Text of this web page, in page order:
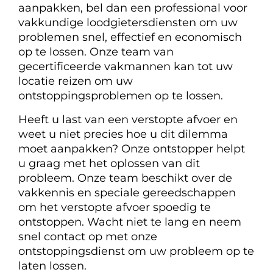
aanpakken, bel dan een professional voor
vakkundige loodgietersdiensten om uw
problemen snel, effectief en economisch
op te lossen. Onze team van
gecertificeerde vakmannen kan tot uw
locatie reizen om uw
ontstoppingsproblemen op te lossen.
Heeft u last van een verstopte afvoer en
weet u niet precies hoe u dit dilemma
moet aanpakken? Onze ontstopper helpt
u graag met het oplossen van dit
probleem. Onze team beschikt over de
vakkennis en speciale gereedschappen
om het verstopte afvoer spoedig te
ontstoppen. Wacht niet te lang en neem
snel contact op met onze
ontstoppingsdienst om uw probleem op te
laten lossen.